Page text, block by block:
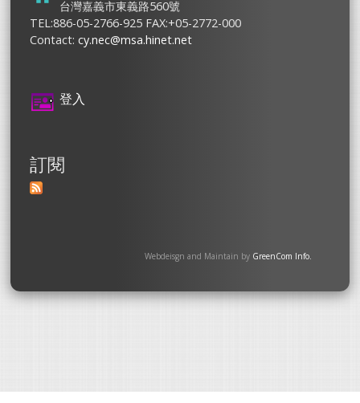
台灣嘉義市東義路560號
TEL:886-05-2766-925 FAX:+05-2772-000
Contact:cy.nec@msa.hinet.net
登入
訂閱
Webdeisgn and Maintain by GreenCom Info.